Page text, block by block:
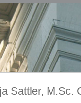
Sattler, M.Sc.